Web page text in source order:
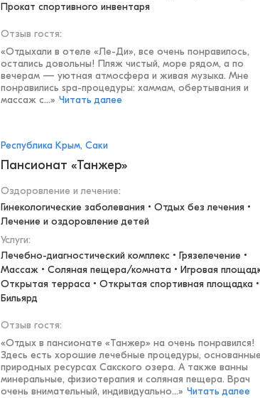
Прокат спортивного инвентаря
Отзыв гостя:
«Отдыхали в отеле «Ле-Ди», все очень понравилось,
остались довольны! Пляж чистый, море рядом, а по
вечерам — уютная атмосфера и живая музыка. Мне
понравились spa-процедуры: хаммам, обертывания и
массаж с...» Читать далее
Республика Крым, Саки
Пансионат «Танжер»
Оздоровление и лечение:
Гинекологические заболевания • Отдых без лечения •
Лечение и оздоровление детей
Услуги:
Лечебно-диагностический комплекс • Грязелечение •
Массаж • Соляная пещера/комната • Игровая
Открытая терраса • Открытая спортивная площадка •
Бильярд
Отзыв гостя:
«Отдых в пансионате «Танжер» на очень понравился!
Здесь есть хорошие лечебные процедуры,
природных ресурсах Сакского озера. А также ванны
минеральные, физиотерапия и соляная пещера. Врач
очень внимательный, индивидуально...» Читать далее